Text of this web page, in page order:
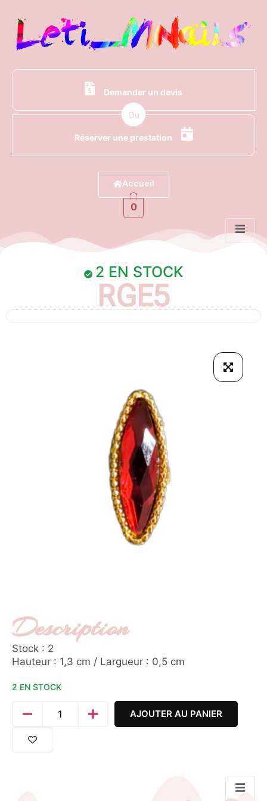
Demander un devis
Ou
Réserver une prestation
Accueil
0
2 EN STOCK
RGE5
Description
Stock : 2
Hauteur : 1,3 cm / Largueur : 0,5 cm
2 EN STOCK
AJOUTER AU PANIER